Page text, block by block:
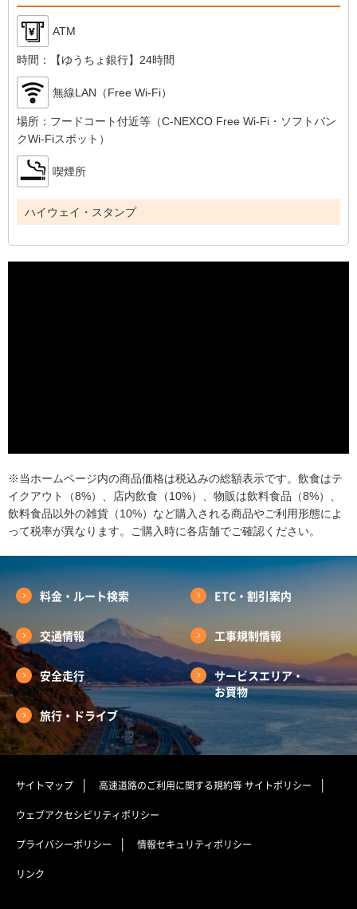
ATM
時間： 【ゆうちょ銀行】24時間
無線LAN（Free Wi-Fi）
場所： フードコート付近等（C-NEXCO Free Wi-Fi・ソフトバン
クWi-Fiスポット）
喫煙所
ハイウェイ・スタンプ
※当ホームページ内の商品価格は税込みの総額表示です。飲食はテ
イクアウト（8%）、店内飲食（10%）、物販は飲料食品（8%）、
飲料食品以外の雑貨（10%）など購入される商品やご利用形態によ
って税率が異なります。ご購入時に各店舗でご確認ください。
料金・ルート検索 ETC・割引案内
交通情報 工事規制情報
安全走行
サービスエリア・
お買物
旅行・ドライブ
サイトマップ 高速道路のご利用に関する規約等サイトポリシー
ウェブアクセシビリティポリシー
プライバシーポリシー 情報セキュリティポリシー
リンク